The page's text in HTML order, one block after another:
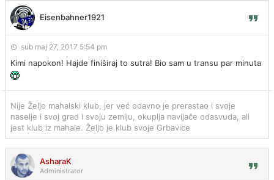
Eisenbahner1921
sub maj 27, 2017 5:54 pm
Kimi napokon! Hajde finiširaj to sutra! Bio sam u transu par minuta
Nije Željo mahalski klub, jer već odavno je prerastao i svoje
naselje i svoj grad i svoju zemlju, okuplja navijače odasvuda, ali
jest klub iz mahale. Željo je klub svoje Grbavice
AsharaK
Administrator